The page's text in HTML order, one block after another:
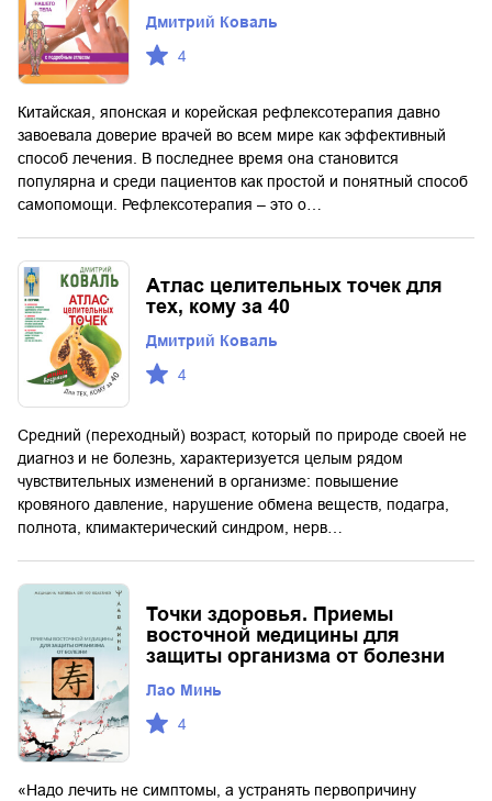
Дмитрий Коваль
4
Китайская, японская и корейская рефлексотерапия давно
завоевала доверие врачей во всем мире как эффективный
способ лечения. В последнее время она становится
популярна и среди пациентов как простой и понятный способ
самопомощи. Рефлексотерапия – это о…
Атлас целительных точек для
тех, кому за 40
Дмитрий Коваль
4
Средний (переходный) возраст, который по природе своей не
диагноз и не болезнь, характеризуется целым рядом
чувствительных изменений в организме: повышение
кровяного давление, нарушение обмена веществ, подагра,
полнота, климактерический синдром, нерв…
Точки здоровья. Приемы
восточной медицины для
защиты организма от болезни
Лао Минь
4
«Надо лечить не симптомы, а устранять первопричину